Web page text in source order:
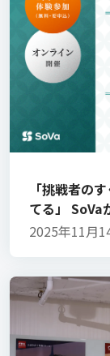
「挑戦者の
てる」 SoVa
2025年11月